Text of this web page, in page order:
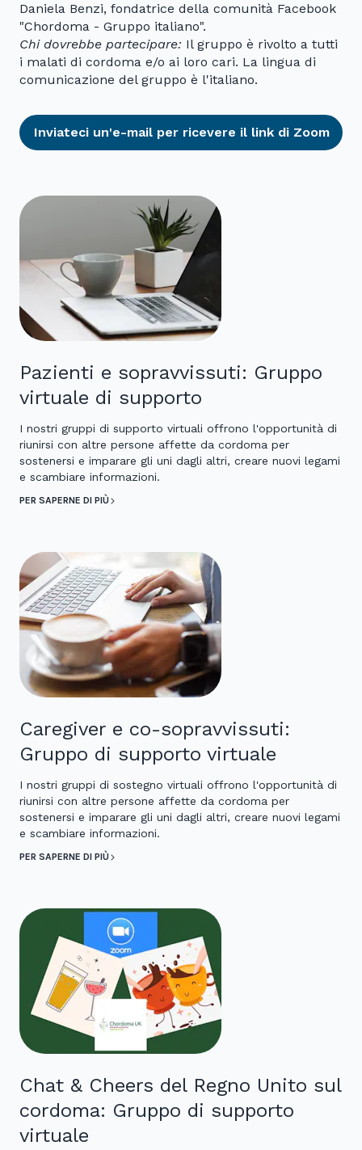
Daniela Benzi, fondatrice della comunità Facebook
"Chordoma - Gruppo italiano".
Chi dovrebbe partecipare: Il gruppo è rivolto a tutti
i malati di cordoma e/o ai loro cari. La lingua di
comunicazione del gruppo è l'italiano.
Inviateci un'e-mail per ricevere il link di Zoom
Pazienti e sopravvissuti: Gruppo
virtuale di supporto
I nostri gruppi di supporto virtuali offrono l'opportunità di
riunirsi con altre persone affette da cordoma per
sostenersi e imparare gli uni dagli altri, creare nuovi legami
e scambiare informazioni.
PER SAPERNE DI PIÙ
Caregiver e co-sopravvissuti:
Gruppo di supporto virtuale
I nostri gruppi di sostegno virtuali offrono l'opportunità di
riunirsi con altre persone affette da cordoma per
sostenersi e imparare gli uni dagli altri, creare nuovi legami
e scambiare informazioni.
PER SAPERNE DI PIÙ
Chat & Cheers del Regno Unito sul
cordoma: Gruppo di supporto
virtuale